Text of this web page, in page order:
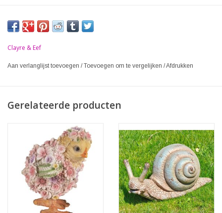
Clayre & Eef
Aan verlanglijst toevoegen /Toevoegen om te vergelijken /Afdrukken
Gerelateerde producten